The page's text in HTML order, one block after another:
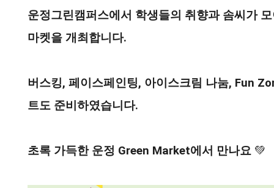
운정그린캠퍼스에서 학생들의 취향과 솜씨가
마켓을 개최합니다.
버스킹, 페이스페인팅, 아이스크림 나눔, Fun
트도 준비하였습니다.
초록 가득한 운정 Green Market에서 만나요